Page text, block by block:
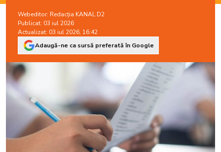
Webeditor: Redacția KANAL D2
Publicat: 03 iul 2026
Actualizat: 03 iul 2026, 16:42
Adaugă-ne ca sursă preferată în Google